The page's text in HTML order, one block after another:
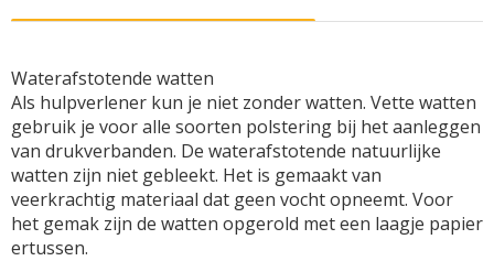
Waterafstotende watten
Als hulpverlener kun je niet zonder watten. Vette watten
gebruik je voor alle soorten polstering bij het aanleggen
van drukverbanden. De waterafstotende natuurlijke
watten zijn niet gebleekt. Het is gemaakt van
veerkrachtig materiaal dat geen vocht opneemt. Voor
het gemak zijn de watten opgerold met een laagje papier
ertussen.